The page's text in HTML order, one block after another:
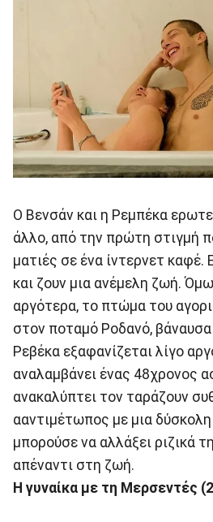
Ο Βενσάν και η Ρεμπέκα
άλλο, από την πρώτη στιγμή
ματιές σε ένα ίντερνετ καφέ.
και ζουν μια ανέμελη ζωή.
αργότερα, το πτώμα του
στον ποταμό Ροδανό, βάναυσα
Ρεβέκα εξαφανίζεται λίγο
αναλαμβάνει ένας 48χρονος
ανακαλύπτει τον ταράζουν
ααντιμέτωπος με μια
μπορούσε να αλλάξει ριζικά
απέναντι στη ζωή.
Η γυναίκα με τη Μερσεντές